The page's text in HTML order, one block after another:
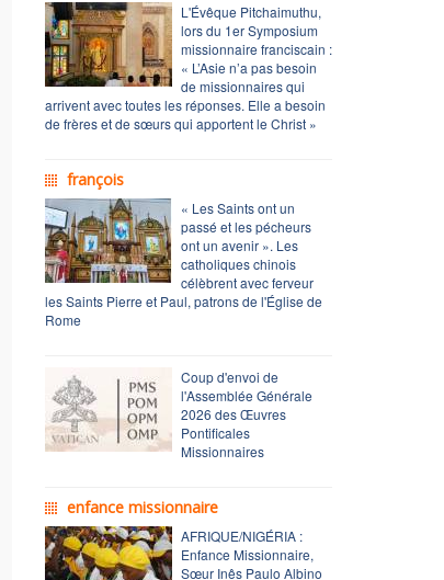
L'Évêque Pitchaimuthu,
lors du 1er Symposium
missionnaire franciscain :
« L’Asie n’a pas besoin
de missionnaires qui
arrivent avec toutes les réponses. Elle a besoin
de frères et de sœurs qui apportent le Christ »
françois
« Les Saints ont un
passé et les pécheurs
ont un avenir ». Les
catholiques chinois
célèbrent avec ferveur
les Saints Pierre et Paul, patrons de l'Église de
Rome
Coup d'envoi de
l'Assemblée Générale
2026 des Œuvres
Pontificales
Missionnaires
enfance missionnaire
AFRIQUE/NIGÉRIA :
Enfance Missionnaire,
Sœur Inês Paulo Albino